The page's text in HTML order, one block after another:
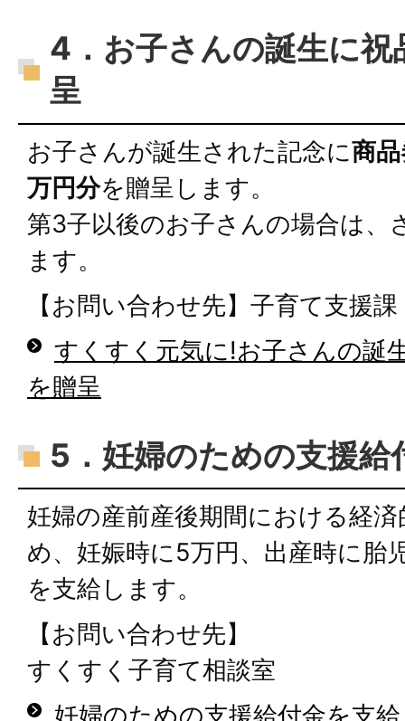
4．お子さんの誕生に祝
呈
お子さんが誕生された記念に商
万円分を贈呈します。
第3子以後のお子さんの場合は、
ます。
【お問い合わせ先】子育て支援課
すくすく元気に!お子さんの誕
を贈呈
5．妊婦のための支援給
妊婦の産前産後期間における経
め、妊娠時に5万円、出産時に胎
を支給します。
【お問い合わせ先】
すくすく子育て相談室